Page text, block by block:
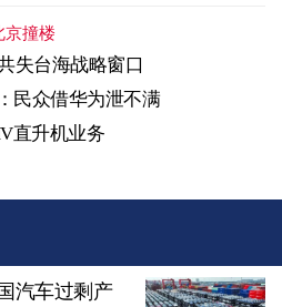
京撞楼
失台海战略窗口
民众借华为泄不满
直升机业务
汽车过剩产